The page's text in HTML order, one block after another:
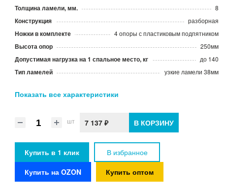
Толщина ламели, мм. 8
Конструкция разборная
Ножки в комплекте 4 опоры с пластиковым подпятником
Высота опор 250мм
Допустимая нагрузка на 1 спальное место, кг до 140
Тип ламелей узкие ламели 38мм
Материал ламели
Размер спального места, мм.
Статус товара
Вес
Показать все характеристики
шт 7 137 ₽ В КОРЗИНУ
Купить в 1 клик
В избранное
Купить на OZON
Купить оптом